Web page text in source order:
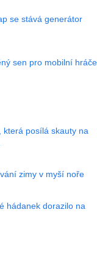
se stává generátor
sen pro mobilní hráče
která posílá skauty na
zimy v myší noře
hádanek dorazilo na